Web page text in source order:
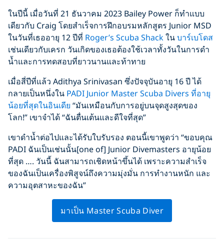
ในปีนี้ เมื่อวันที่ 21 ธันวาคม 2023 Bailey Power ก็ทำแบบ
เดียวกับ Craig โดยสำเร็จการฝึกอบรมหลักสูตร Junior MSD
ในวันที่เธออายุ 12 ปีที่ Roger’s Scuba Shackในบาร์เบโดส
เช่นเดียวกับเครก วันเกิดของเธอต้องใช้เวลาทั้งวันในการดำ
น้ำและการทดสอบที่ยาวนานและท้าทาย
เมื่อสี่ปีที่แล้ว Adithya Srinivasan ซึ่งปัจจุบันอายุ 16 ปี ได้
กลายเป็นหนึ่งใน PADI Junior Master Scuba Divers ที่อายุ
น้อยที่สุดในอินเดีย “มันเหมือนกับการอยู่บนจุดสูงสุดของ
โลก!” เขาจำได้ “ฉันตื่นเต้นและดีใจที่สุด”
เขาดำน้ำต่อไปและได้รับใบรับรอง ตอนนี้เขาพูดว่า “ขอบคุณ
PADI ฉันเป็นเช่นนั้น[one of] Junior Divemasters อายุน้อย
ที่สุด …. วันนี้ ฉันสามารถเชิดหน้าขึ้นได้ เพราะความสำเร็จ
ของฉันเป็นเครื่องพิสูจน์ถึงความมุ่งมั่น การทำงานหนัก และ
ความอุตสาหะของฉัน”
มาเป็น Master Scuba Diver